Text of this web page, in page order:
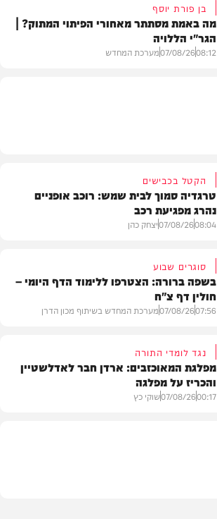
בן פורת יוסף
מה באמת מסתתר מאחורי הפיתוי המתוק? |
הגר"י הללויה
08:12
07/08/26מערכת המחדש
הקטל בכבישים
טרגדיה סמוך לבית שמש: רוכב אופניים
נהרג מפגיעת רכב
08:04
07/08/26יצחק כהן
סוגרים שבוע
בשפה ברורה: הצטרפו ללימוד הדף היומי –
חולין דף צ"ח
07:56
07/08/26מערכת המחדש בשיתוף מכון הדרן
נגד לומדי התורה
מפלגת המאוכזבים: ארדן חבר לאדלשטיין
והכריז על מפלגה
00:17
07/08/26שוקי כץ